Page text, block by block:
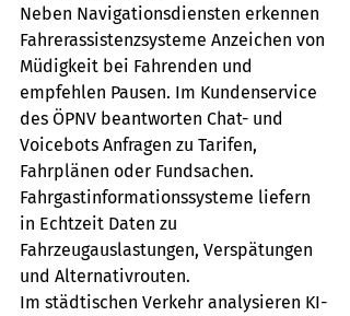
Neben Navigationsdiensten erkennen
Fahrerassistenzsysteme Anzeichen von
Müdigkeit bei Fahrenden und
empfehlen Pausen. Im Kundenservice
des ÖPNV beantworten Chat- und
Voicebots Anfragen zu Tarifen,
Fahrplänen oder Fundsachen.
Fahrgastinformationssysteme liefern
in Echtzeit Daten zu
Fahrzeugauslastungen, Verspätungen
und Alternativrouten.
Im städtischen Verkehr analysieren KI-